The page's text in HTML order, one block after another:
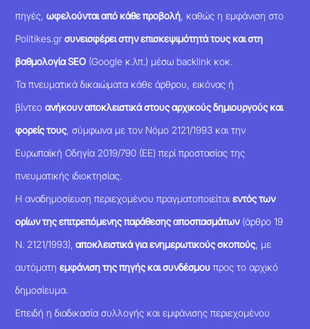
πηγές,ωφελούνται από κάθε προβολή , καθώς η εμφάνιση στο
Politikes.grσυνεισφέρει στην επισκεψιμότητά τους και στη
βαθμολογία SEO (Google κ.λπ.) μέσω backlink κοκ.
Τα πνευματικά δικαιώματα κάθε άρθρου, εικόνας ή
βίντεοανήκουν αποκλειστικά στους αρχικούς δημιουργούς και
φορείς τους , σύμφωνα με τον Νόμο 2121/1993 και την
Ευρωπαϊκή Οδηγία 2019/790 (ΕΕ) περί προστασίας της
πνευματικής ιδιοκτησίας.
Η αναδημοσίευση περιεχομένου πραγματοποιείταιεντός των
ορίων της επιτρεπόμενης παράθεσης αποσπασμάτων(άρθρο 19
Ν. 2121/1993), αποκλειστικά για ενημερωτικούς σκοπούς , με
αυτόματηεμφάνιση της πηγής και συνδέσμου προς το αρχικό
δημοσίευμα.
Επειδή η διαδικασία συλλογής και εμφάνισης περιεχομένου